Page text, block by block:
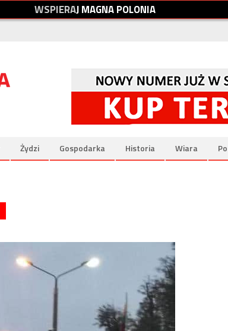
WSPIERAJMAGNAPOLONIA
Żydzi Gospodarka Historia Wiara